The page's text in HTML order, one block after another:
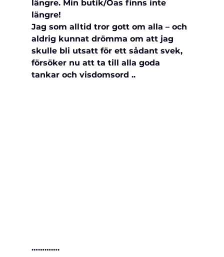
längre. Min butik/Oas finns inte
längre!
Jag som alltid tror gott om alla – och
aldrig kunnat drömma om att jag
skulle bli utsatt för ett sådant svek,
försöker nu att ta till alla goda
tankar och visdomsord ..
………….